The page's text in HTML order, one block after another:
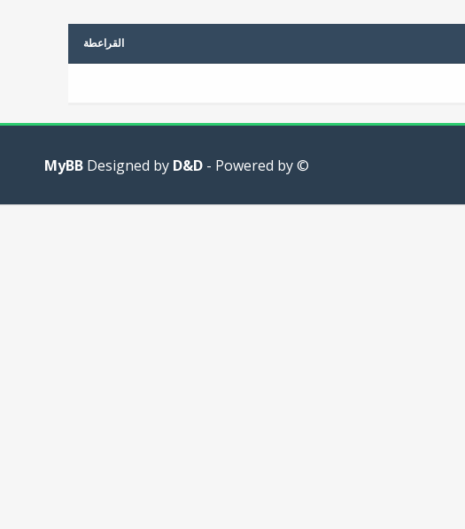
القراعطة
© Designed by
D&D - Powered by
MyBB